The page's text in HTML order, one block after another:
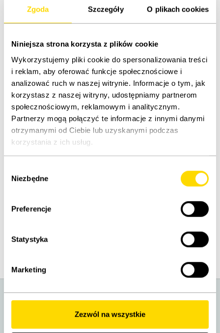
Zgoda Szczegóły O plikach cookies
Niniejsza strona korzysta z plików cookie
Wykorzystujemy pliki cookie do spersonalizowania treści
i reklam, aby oferować funkcje społecznościowe i
analizować ruch w naszej witrynie. Informacje o tym, jak
korzystasz z naszej witryny, udostępniamy partnerom
społecznościowym, reklamowym i analitycznym.
Partnerzy mogą połączyć te informacje z innymi danymi
otrzymanymi od Ciebie lub uzyskanymi podczas
korzystania z ich usług.
zgody
Niezbędne
Preferencje
Statystyka
Marketing
Zezwól na wszystkie
ETYKIETA PRODUKTU
OPIS OCENY
DARMOWA DOSTAWA BEZPIECZNE ZAKUPY